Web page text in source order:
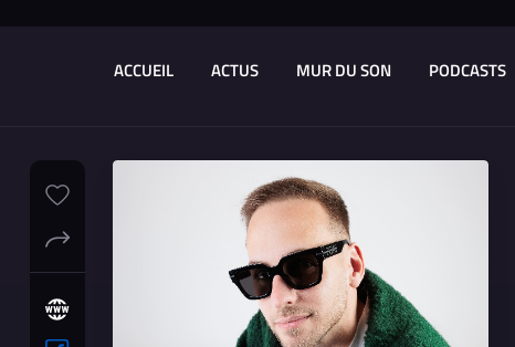
ACCUEIL ACTUS MUR DU SON PODCASTS